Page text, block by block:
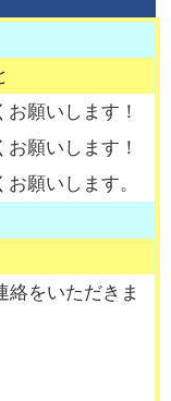
お願いします！
お願いします！
お願いします。
絡をいただきま